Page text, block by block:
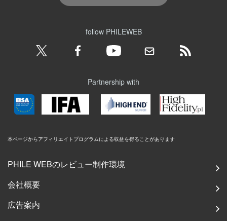
follow PHILEWEB
Partnership with
本ページからアフィリエイトプログラムによる収益を得ることがあります
PHILE WEBのレビュー制作環境
会社概要
広告案内